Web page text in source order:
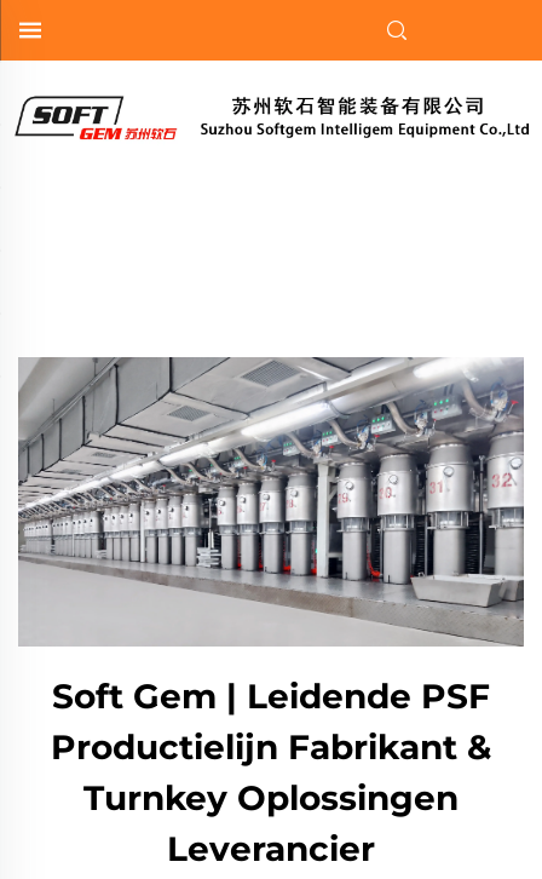
Soft Gem | Leidende PSF
Productielijn Fabrikant &
Turnkey Oplossingen
Leverancier